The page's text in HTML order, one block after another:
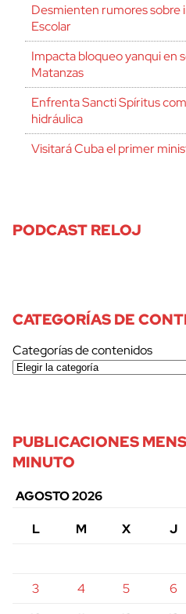
Desmienten rumores sobre
Escolar
Impacta bloqueo yanqui en
Matanzas
Enfrenta Sancti Spíritus
hidráulica
Visitará Cuba el primer
PODCAST RELOJ
CATEGORÍAS DE
Categorías de contenidos
PUBLICACIONES
MINUTO
AGOSTO 2026
L
M X J
3
4 5 6